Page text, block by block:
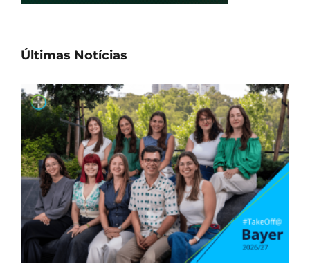
Últimas Notícias